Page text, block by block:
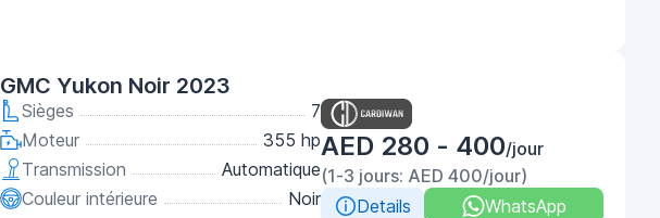
GMC Yukon Noir 2023
Sièges
7
Moteur
355 hp
Transmission
Automatique
Couleur intérieure
Noir
AED 280 - 400/jour
(1-3 jours: AED 400/jour)
Details
WhatsApp